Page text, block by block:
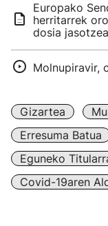
Europako
herritarrek
dosia jasotzea
Molnupiravir,
Gizartea
Erresuma Batua
Eguneko
Covid-19aren